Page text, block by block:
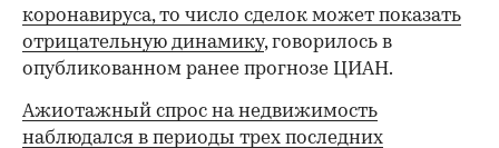
коронавируса, то число сделок может показать
отрицательную динамику, говорилось в
опубликованном ранее прогнозе ЦИАН.
Ажиотажный спрос на недвижимость
наблюдался в периоды трех последних